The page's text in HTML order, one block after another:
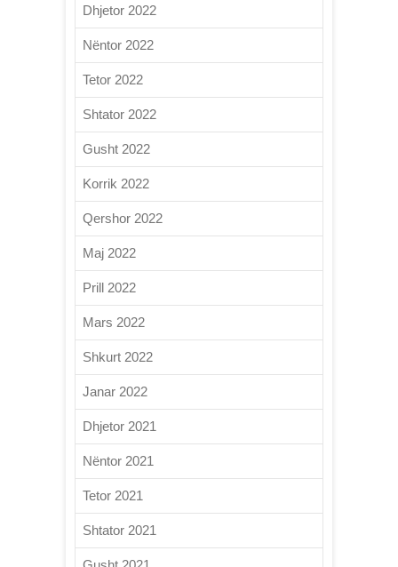
Dhjetor 2022
Nëntor 2022
Tetor 2022
Shtator 2022
Gusht 2022
Korrik 2022
Qershor 2022
Maj 2022
Prill 2022
Mars 2022
Shkurt 2022
Janar 2022
Dhjetor 2021
Nëntor 2021
Tetor 2021
Shtator 2021